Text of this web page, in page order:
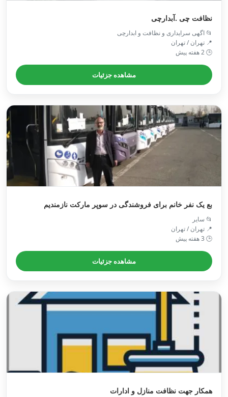
نظافت چی .آبدارچی
📂 اگهی سرایداری و نظافت و ابدارچی
📍 تهران / تهران
🕒 2 هفته پیش
مشاهده جزئیات
بع یک نفر خانم برای فروشندگی در سوپر مارکت نازمندیم
📂 سایر
📍 تهران / تهران
🕒 3 هفته پیش
مشاهده جزئیات
همکار جهت نظافت منازل و ادارات